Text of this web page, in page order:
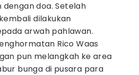
doa. Setelah
dilakukan
arwah pahlawan.
Rico Waas
pun melangkah ke area
bunga di pusara para